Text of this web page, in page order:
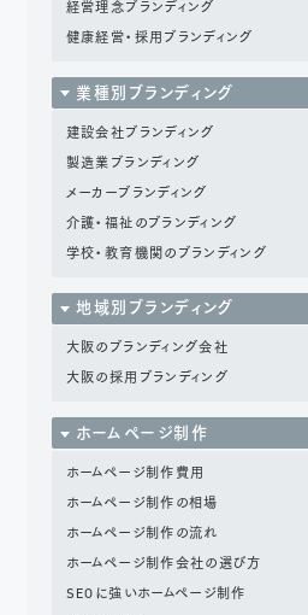
経営理念ブランディング
健康経営・採用ブランディング
業種別ブランディング
建設会社ブランディング
製造業ブランディング
メーカーブランディング
介護・福祉のブランディング
学校・教育機関のブランディング
地域別ブランディング
大阪のブランディング会社
大阪の採用ブランディング
ホームページ制作
ホームページ制作費用
ホームページ制作の相場
ホームページ制作の流れ
ホームページ制作会社の選び方
SEOに強いホームページ制作